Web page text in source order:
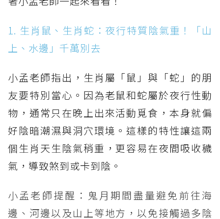
1. 生肖鼠、生肖蛇：夜行特質陰氣重！「山
上、水邊」千萬別去
小孟老師指出，生肖屬「鼠」與「蛇」的朋
友要特別當心。因為老鼠和蛇屬於夜行性動
物，通常只在晚上出來活動覓食，本身就偏
好陰暗潮濕與洞穴環境。這樣的特性讓這兩
個生肖天生陰氣稍重，更容易在夜間吸收穢
氣，導致煞到或卡到陰。
小孟老師提醒：鬼月期間盡量避免前往海
邊、河邊以及山上等地方，以免接觸過多陰